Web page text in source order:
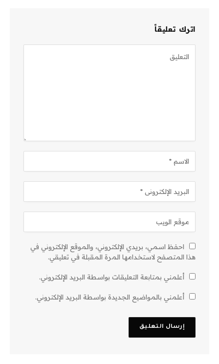
اترك تعليقاً
احفظ اسمي، بريدي الإلكتروني، والموقع الإلكتروني في
هذا المتصفح لاستخدامها المرة المقبلة في تعليقي.
أعلمني بمتابعة التعليقات بواسطة البريد الإلكتروني.
أعلمني بالمواضيع الجديدة بواسطة البريد الإلكتروني.